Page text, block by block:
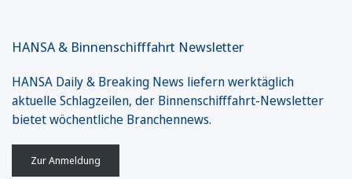
HANSA & Binnenschifffahrt Newsletter
HANSA Daily & Breaking News liefern werktäglich
aktuelle Schlagzeilen, der Binnenschifffahrt-Newsletter
bietet wöchentliche Branchennews.
Zur Anmeldung